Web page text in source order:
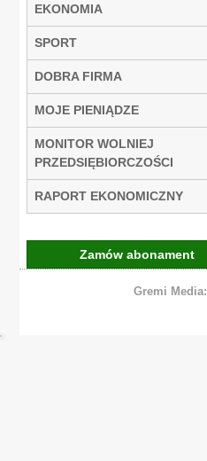
EKONOMIA
SPORT
DOBRA FIRMA
MOJE PIENIĄDZE
MONITOR WOLNIEJ
PRZEDSIĘBIORCZOŚCI
RAPORT EKONOMICZNY
Zamów abonament
Gremi Media: